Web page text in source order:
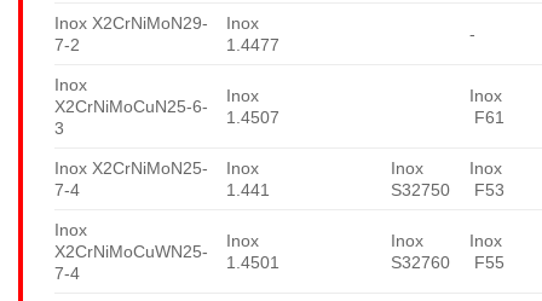
Inox X2CrNiMoN29-
7-2
Inox
1.4477
-
Inox
X2CrNiMoCuN25-6-
3
Inox
1.4507
Inox
F61
Inox X2CrNiMoN25-
7-4
Inox
1.441
Inox
S32750
Inox
F53
Inox
X2CrNiMoCuWN25-
7-4
Inox
1.4501
Inox
S32760
Inox
F55